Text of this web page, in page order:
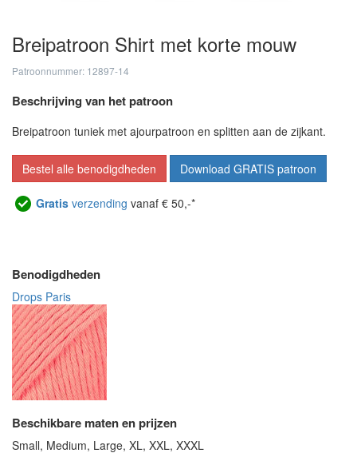
Breipatroon Shirt met korte mouw
Patroonnummer: 12897-14
Beschrijving van het patroon
Breipatroon tuniek met ajourpatroon en splitten aan de zijkant.
Bestel alle benodigdheden Download GRATIS patroon
Gratis verzending vanaf € 50,-*
Benodigdheden
Drops Paris
Beschikbare maten en prijzen
Small, Medium, Large, XL, XXL, XXXL